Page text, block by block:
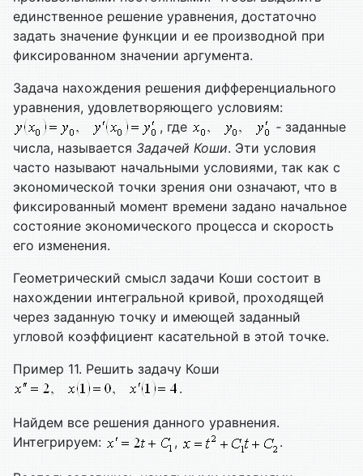
единственное решение уравнения, достаточно
задать значение функции и ее производной при
фиксированном значении аргумента.
Задача нахождения решения дифференциального
уравнения, удовлетворяющего условиям:
, где
‑ заданные
числа, называется Задачей Коши. Эти условия
часто называют начальными условиями, так как с
экономической точки зрения они означают, что в
фиксированный момент времени задано начальное
состояние экономического процесса и скорость
его изменения.
Геометрический смысл задачи Коши состоит в
нахождении интегральной кривой, проходящей
через заданную точку и имеющей заданный
угловой коэффициент касательной в этой точке.
Пример 11. Решить задачу Коши
.
Найдем все решения данного уравнения.
Интегрируем:
, .